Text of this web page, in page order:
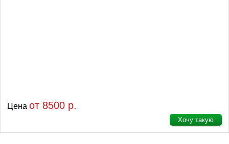
Цена от 8500 р.
Хочу такую